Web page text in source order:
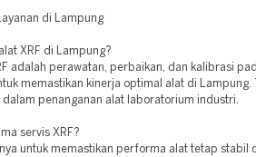
di Lampung
XRF di Lampung?
adalah perawatan, perbaikan, dan kalibrasi
memastikan kinerja optimal alat di Lampung.
penanganan alat laboratorium industri.
servis XRF?
untuk memastikan performa alat tetap stabil